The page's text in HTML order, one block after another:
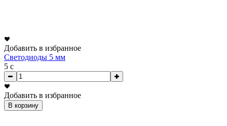
Добавить в избранное
Светодиоды 5 мм
5 c
Добавить в избранное
В корзину